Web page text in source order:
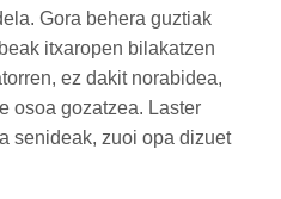
Gora behera guztiak
itxaropen bilakatzen
ez dakit norabidea,
osoa gozatzea. Laster
senideak, zuoi opa dizuet